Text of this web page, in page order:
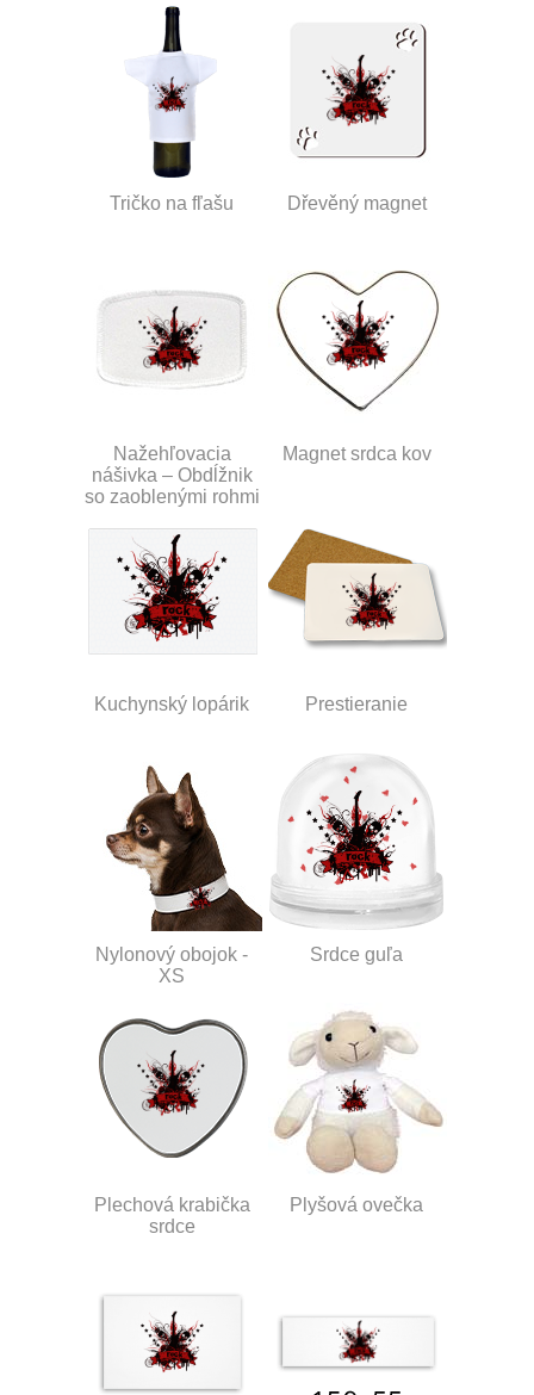
Tričko na fľašu Dřevěný magnet
Nažehľovacia
nášivka – Obdĺžnik
so zaoblenými rohmi
Magnet srdca kov
Kuchynský lopárik Prestieranie
Nylonový obojok -
XS
Srdce guľa
Plechová krabička
srdce
Plyšová ovečka